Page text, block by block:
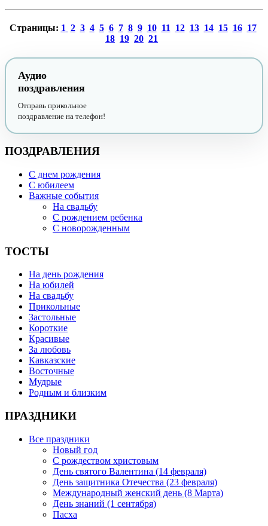
Страницы: 1 2 3 4 5 6 7 8 9 10 11 12 13 14 15 16 17
18 19 20 21
Аудио
поздравления
Отправь прикольное
поздравление на телефон!
ПОЗДРАВЛЕНИЯ
С днем рождения
С юбилеем
Важные события
На свадьбу
С рождением ребенка
С новорожденным
ТОСТЫ
На день рождения
На юбилей
На свадьбу
Прикольные
Застольные
Короткие
Красивые
За любовь
Кавказские
Восточные
Мудрые
Родным и близким
ПРАЗДНИКИ
Все праздники
Новый год
С рождеством христовым
День святого Валентина (14 февраля)
День защитника Отечества (23 февраля)
Международный женский день (8 Марта)
День знаний (1 сентября)
Пасха